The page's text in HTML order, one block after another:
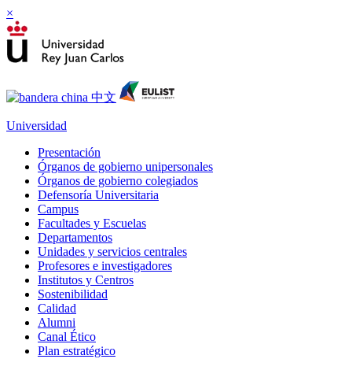
×
Universidad
Presentación
Órganos de gobierno unipersonales
Órganos de gobierno colegiados
Defensoría Universitaria
Campus
Facultades y Escuelas
Departamentos
Unidades y servicios centrales
Profesores e investigadores
Institutos y Centros
Sostenibilidad
Calidad
Alumni
Canal Ético
Plan estratégico